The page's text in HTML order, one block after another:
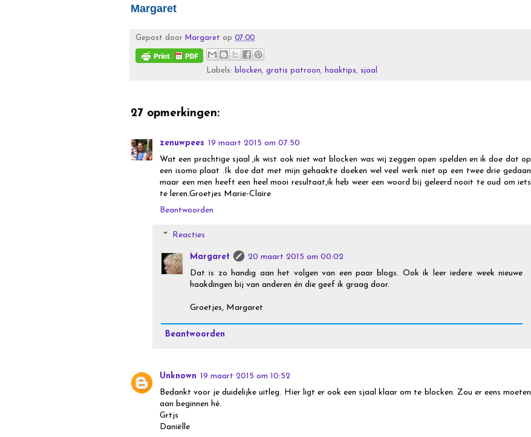
Margaret
Gepost door Margaret op 07:00
Labels: blocken,gratis patroon, haaktips, sjaal
27 opmerkingen:
zenuwpees 19 maart 2015 om 07:50
Wat een prachtige sjaal ,ik wist ook niet wat blocken was wij zeggen open spelden en ik doe dat op
een isomo plaat .Ik doe dat met mijn gehaakte doeken wel veel werk niet op een twee drie gedaan
maar een men heeft een heel mooi resultaat,ik heb weer een woord bij geleerd nooit te oud om iets
te leren.Groetjes Marie-Claire
Beantwoorden
Reacties
Margaret
20 maart 2015 om 00:02
Dat is zo handig aan het volgen van een paar blogs. Ook ik leer iedere week nieuwe
haakdingen bij van anderen én die geef ik graag door.
Groetjes, Margaret
Beantwoorden
Unknown 19 maart 2015 om 10:52
Bedankt voor je duidelijke uitleg. Hier ligt er ook een sjaal klaar om te blocken. Zou er eens moeten
aan beginnen hé.
Grtjs
Daniëlle